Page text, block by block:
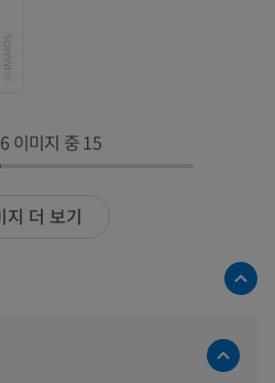
이미지 중 15
지 더 보기